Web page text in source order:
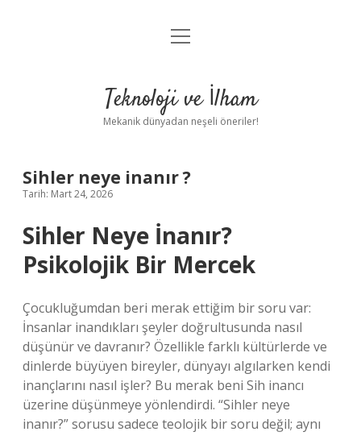
Anasayfa
Yasal Uyarı
menüyü
Teknoloji ve İlham
Mekanik dünyadan neşeli öneriler!
Sihler neye inanır ?
Tarih: Mart 24, 2026
Sihler Neye İnanır?
Psikolojik Bir Mercek
Çocukluğumdan beri merak ettiğim bir soru var:
İnsanlar inandıkları şeyler doğrultusunda nasıl
düşünür ve davranır? Özellikle farklı kültürlerde ve
dinlerde büyüyen bireyler, dünyayı algılarken kendi
inançlarını nasıl işler? Bu merak beni Sih inancı
üzerine düşünmeye yönlendirdi. “Sihler neye
inanır?” sorusu sadece teolojik bir soru değil; aynı